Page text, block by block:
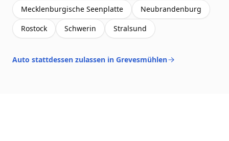
Mecklenburgische Seenplatte
Neubrandenburg
Rostock
Schwerin Stralsund
Auto stattdessen zulassen in Grevesmühlen